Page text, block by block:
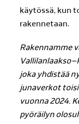
käytössä, kun
rakennetaan.
Rakennamme
joka yhdistää
junaverkot
vuonna 2024.
pyöräilyn